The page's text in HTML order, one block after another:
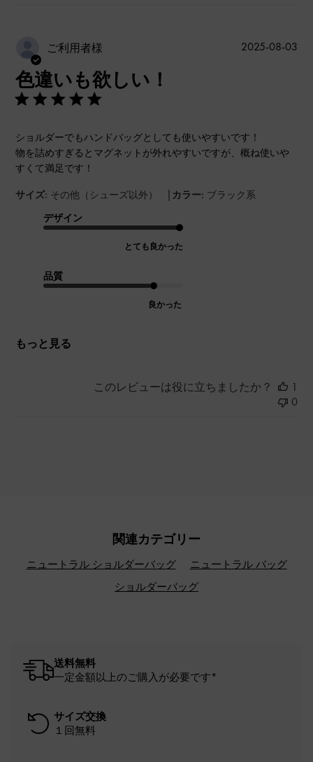
ご利用者様
色違いも欲しい！
ショルダーでもハンドバッグとしても使いやすいです！
物を詰めすぎるとマグネットが外れやすいですが、概ね使いや
すくて満足です！
サイズ: その他（シューズ以外） | カラー: ブラック系
デザイン
とても良かった
品質
良かった
もっと見る
公
2025-08-03
このレビューは役に立ちましたか？
1
0
関連カテゴリー
ニュートラル ショルダーバッグ
ニュートラル バッグ
ショルダーバッグ
送料無料
一定金額以上のご購入が必要です*
サイズ交換
１回無料